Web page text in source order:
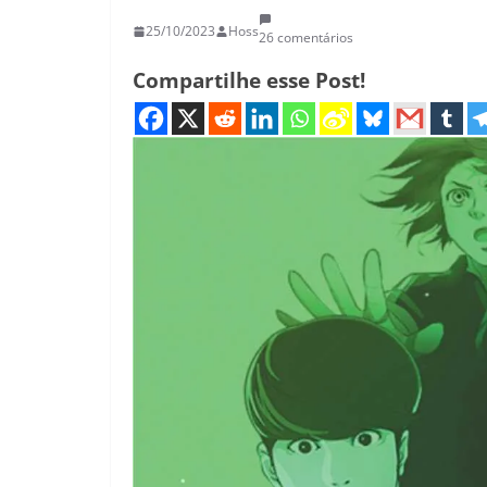
25/10/2023 Hoss26 comentários
Compartilhe esse Post!